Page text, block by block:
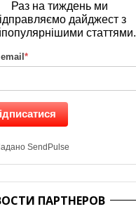
Раз на тиждень ми
дайджест з
статтями.
*
SendPulse
ПАРТНЕРОВ